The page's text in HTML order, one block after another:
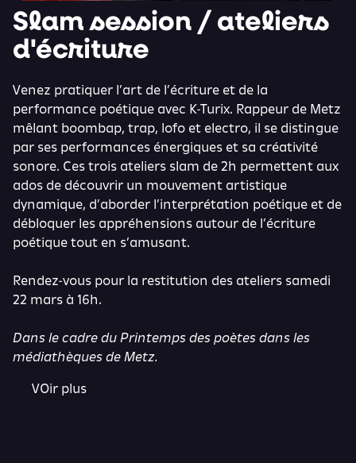
Slam session / ateliers
d'écriture
Venez pratiquer l’art de l’écriture et de la
performance poétique avec K-Turix. Rappeur de Metz
mêlant boombap, trap, lofo et electro, il se distingue
par ses performances énergiques et sa créativité
sonore. Ces trois ateliers slam de 2h permettent aux
ados de découvrir un mouvement artistique
dynamique, d’aborder l’interprétation poétique et de
débloquer les appréhensions autour de l’écriture
poétique tout en s’amusant.
Rendez-vous pour la restitution des ateliers samedi
22 mars à 16h.
Dans le cadre du Printemps des poètes dans les
médiathèques de Metz.
VOir plus